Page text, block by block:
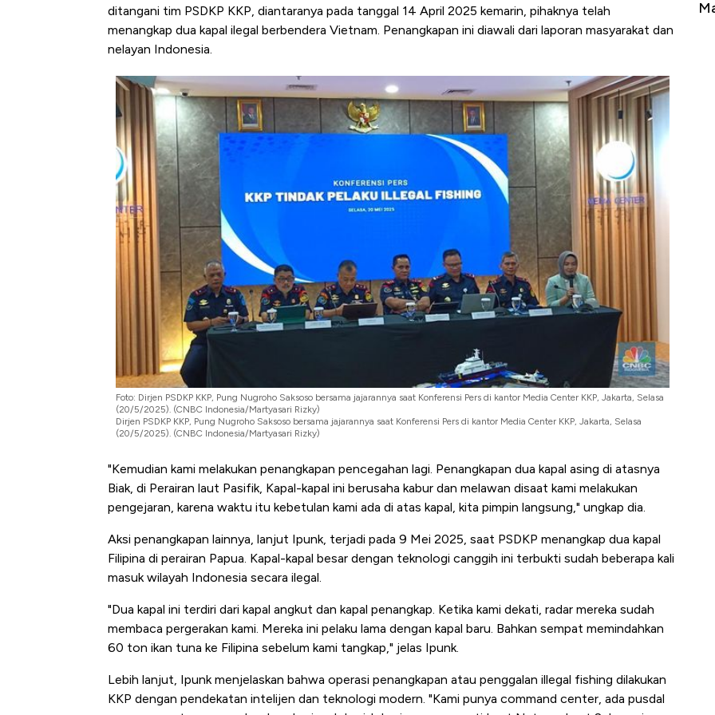
ditangani tim PSDKP KKP, diantaranya pada tanggal 14 April 2025 kemarin, pihaknya telah
menangkap dua kapal ilegal berbendera Vietnam. Penangkapan ini diawali dari laporan masyarakat dan
nelayan Indonesia.
Foto: Dirjen PSDKP KKP, Pung Nugroho Saksoso bersama jajarannya saat Konferensi Pers di kantor Media Center KKP, Jakarta, Selasa
(20/5/2025). (CNBC Indonesia/Martyasari Rizky)
Dirjen PSDKP KKP, Pung Nugroho Saksoso bersama jajarannya saat Konferensi Pers di kantor Media Center KKP, Jakarta, Selasa
(20/5/2025). (CNBC Indonesia/Martyasari Rizky)
"Kemudian kami melakukan penangkapan pencegahan lagi. Penangkapan dua kapal asing di atasnya
Biak, di Perairan laut Pasifik, Kapal-kapal ini berusaha kabur dan melawan disaat kami melakukan
pengejaran, karena waktu itu kebetulan kami ada di atas kapal, kita pimpin langsung," ungkap dia.
Aksi penangkapan lainnya, lanjut Ipunk, terjadi pada 9 Mei 2025, saat PSDKP menangkap dua kapal
Filipina di perairan Papua. Kapal-kapal besar dengan teknologi canggih ini terbukti sudah beberapa kali
masuk wilayah Indonesia secara ilegal.
"Dua kapal ini terdiri dari kapal angkut dan kapal penangkap. Ketika kami dekati, radar mereka sudah
membaca pergerakan kami. Mereka ini pelaku lama dengan kapal baru. Bahkan sempat memindahkan
60 ton ikan tuna ke Filipina sebelum kami tangkap," jelas Ipunk.
Lebih lanjut, Ipunk menjelaskan bahwa operasi penangkapan atau penggalan illegal fishing dilakukan
KKP dengan pendekatan intelijen dan teknologi modern. "Kami punya command center, ada pusdal
Tembaga Terbang ke Zona Berbahaya
Mana yang Cuannya Paling Menyala?